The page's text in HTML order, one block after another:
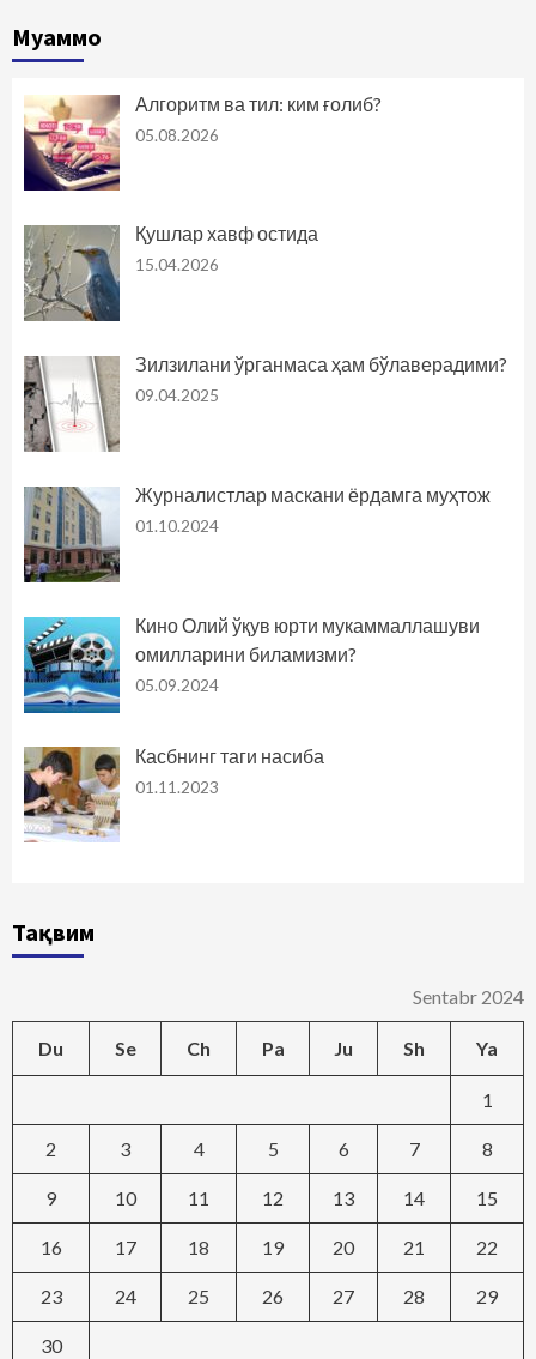
Муаммо
Алгоритм ва тил: ким ғолиб?
05.08.2026
Қушлар хавф остида
15.04.2026
Зилзилани ўрганмаса ҳам бўлаверадими?
09.04.2025
Журналистлар маскани ёрдамга муҳтож
01.10.2024
Кино Олий ўқув юрти мукаммаллашуви
омилларини биламизми?
05.09.2024
Касбнинг таги насиба
01.11.2023
Тақвим
Sentabr 2024
Du Se Ch Pa Ju Sh Ya
1
2 3 4 5 6 7 8
9 10 11 12 13 14 15
16 17 18 19 20 21 22
23 24 25 26 27 28 29
30